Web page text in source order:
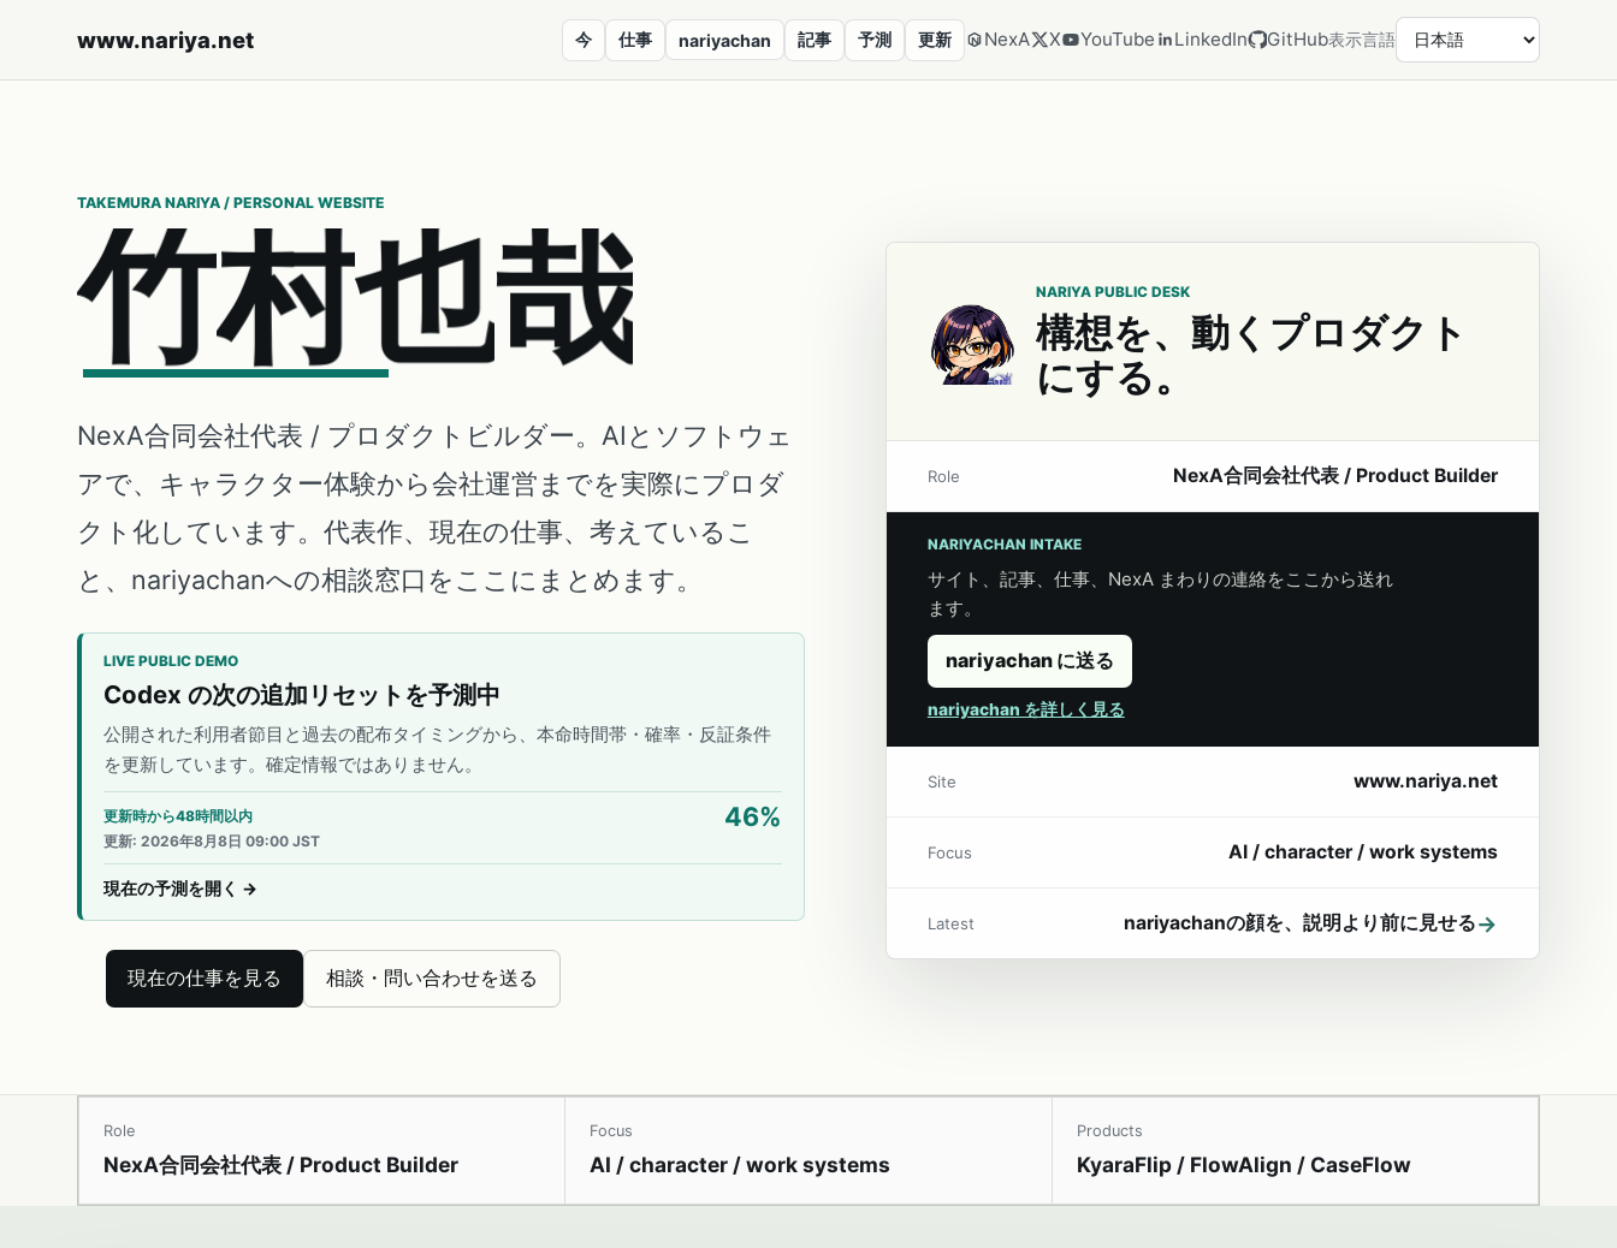
www.nariya.net 今 仕事 nariyachan 記事 予測 更新 NexA X YouTube LinkedIn GitHub表示言語
TAKEMURA NARIYA / PERSONAL WEBSITE
竹村也哉
NexA合同会社代表 / プロダクトビルダー。AIとソフトウェ
アで、キャラクター体験から会社運営までを実際にプロダ
クト化しています。代表作、現在の仕事、考えているこ
と、nariyachanへの相談窓口をここにまとめます。
LIVE PUBLIC DEMO
Codex の次の追加リセットを予測中
公開された利用者節目と過去の配布タイミングから、本命時間帯・確率・反証条件
を更新しています。確定情報ではありません。
更新時から48時間以内 46%
更新: 2026年8月8日 09:00 JST
現在の予測を開く →
現在の仕事を見る 相談・問い合わせを送る
NARIYA PUBLIC DESK
構想を、動くプロダクト
にする。
Role NexA合同会社代表 / Product Builder
NARIYACHAN INTAKE
サイト、記事、仕事、NexA まわりの連絡をここから送れ
ます。
nariyachan に送る
nariyachan を詳しく見る
Site www.nariya.net
Focus AI / character / work systems
Latest nariyachanの顔を、説明より前に見せる→
Role
NexA合同会社代表 / Product Builder
Focus
AI / character / work systems
Products
KyaraFlip / FlowAlign / CaseFlow